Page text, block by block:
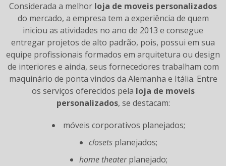
Considerada a melhor loja de moveis personalizados
do mercado, a empresa tem a experiência de quem
iniciou as atividades no ano de 2013 e consegue
entregar projetos de alto padrão, pois, possui em sua
equipe profissionais formados em arquitetura ou design
de interiores e ainda, seus fornecedores trabalham com
maquinário de ponta vindos da Alemanha e Itália. Entre
os serviços oferecidos pela loja de moveis
personalizados, se destacam:
móveis corporativos planejados;
closets planejados;
home theaterplanejado;